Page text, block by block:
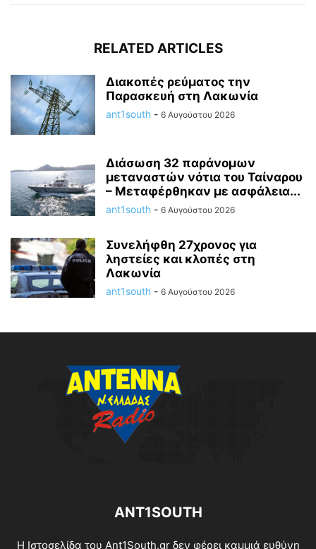
RELATED ARTICLES
Διακοπές ρεύματος την
Παρασκευή στη Λακωνία
ant1south - 6 Αυγούστου 2026
Διάσωση 32 παράνομων
μεταναστών νότια του Ταίναρου
– Μεταφέρθηκαν με ασφάλεια...
ant1south - 6 Αυγούστου 2026
Συνελήφθη 27χρονος για
ληστείες και κλοπές στη
Λακωνία
ant1south - 6 Αυγούστου 2026
ANT1SOUTH
Η Ιστοσελίδα του Ant1South.gr δεν φέρει καμμιά ευθύνη